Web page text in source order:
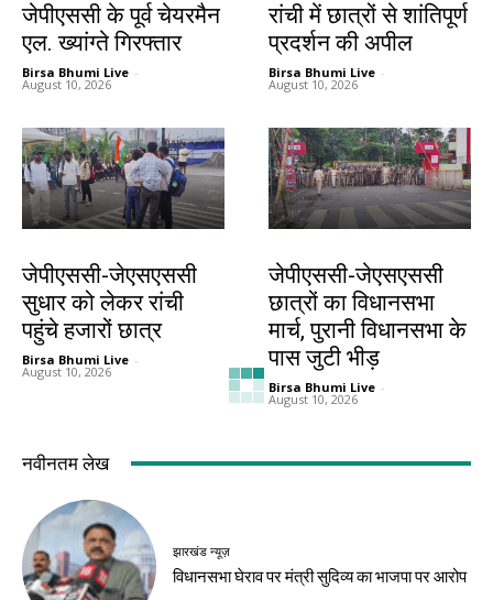
जेपीएससी के पूर्व चेयरमैन
एल. ख्यांग्ते गिरफ्तार
Birsa Bhumi Live -
August 10, 2026
रांची में छात्रों से शांतिपूर्ण
प्रदर्शन की अपील
Birsa Bhumi Live -
August 10, 2026
जेपीएससी-जेएसएससी
सुधार को लेकर रांची
पहुंचे हजारों छात्र
Birsa Bhumi Live -
August 10, 2026
जेपीएससी-जेएसएससी
छात्रों का विधानसभा
मार्च, पुरानी विधानसभा के
पास जुटी भीड़
Birsa Bhumi Live -
August 10, 2026
नवीनतम लेख
झारखंड न्यूज़
विधानसभा घेराव पर मंत्री सुदिव्य का भाजपा पर आरोप